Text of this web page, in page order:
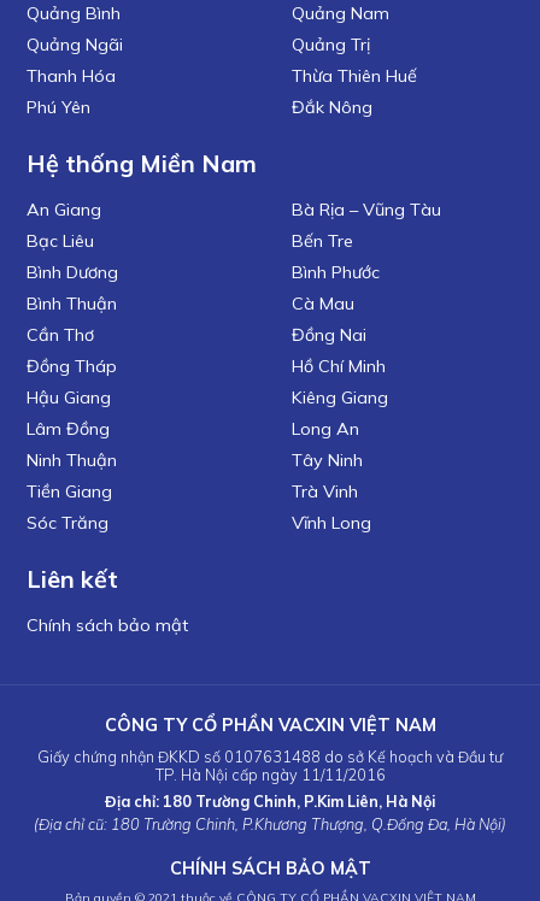
Quảng Bình
Quảng Ngãi
Thanh Hóa
Phú Yên
Quảng Nam
Quảng Trị
Thừa Thiên Huế
Đắk Nông
Hệ thống Miền Nam
An Giang
Bạc Liêu
Bình Dương
Bình Thuận
Cần Thơ
Đồng Tháp
Hậu Giang
Lâm Đồng
Ninh Thuận
Tiền Giang
Sóc Trăng
Bà Rịa – Vũng Tàu
Bến Tre
Bình Phước
Cà Mau
Đồng Nai
Hồ Chí Minh
Kiêng Giang
Long An
Tây Ninh
Trà Vinh
Vĩnh Long
Liên kết
Chính sách bảo mật
CÔNG TY CỔ PHẦN VACXIN VIỆT NAM
Giấy chứng nhận ĐKKD số 0107631488 do sở Kế hoạch và Đầu tư
TP. Hà Nội cấp ngày 11/11/2016
Địa chỉ: 180 Trường Chinh, P.Kim Liên, Hà Nội
(Địa chỉ cũ: 180 Trường Chinh, P.Khương Thượng, Q.Đống Đa, Hà Nội)
CHÍNH SÁCH BẢO MẬT
Bản quyền © 2021 thuộc về CÔNG TY CỔ PHẦN VACXIN VIỆT NAM